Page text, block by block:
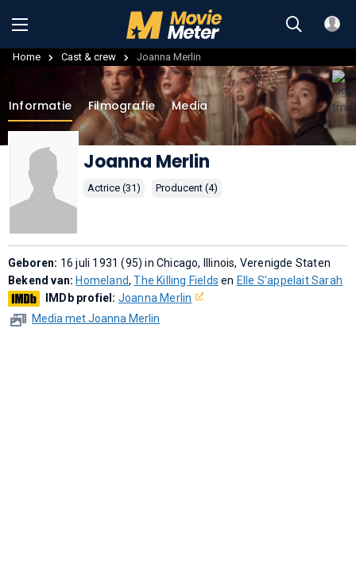
Home Cast & crew Joanna Merlin
Informatie Filmografie Media
Joanna Merlin
Actrice (31) Producent (4)
Geboren: 16 juli 1931 (95) in Chicago, Illinois, Verenigde Staten
Bekend van: Homeland,The Killing Fields en Elle S'appelait Sarah
IMDb profiel: Joanna Merlin
Media met Joanna Merlin